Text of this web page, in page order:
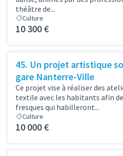
théâtre de...
Culture
10 300 €
45. Un projet artistique
gare Nanterre-Ville
Ce projet vise à réaliser des
textile avec les habitants afin
fresques qui habilleront...
Culture
10 000 €